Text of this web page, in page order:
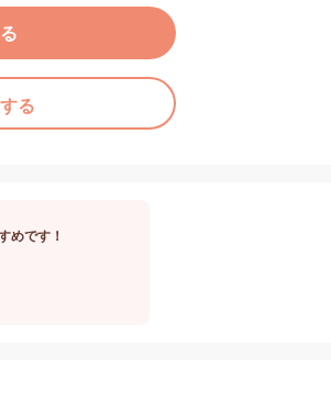
る
めです！